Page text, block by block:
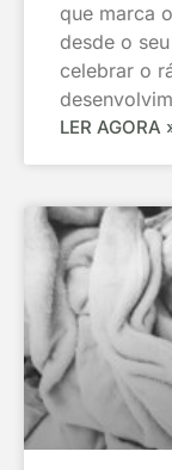
que marca
desde o
celebrar o
LER AGORA